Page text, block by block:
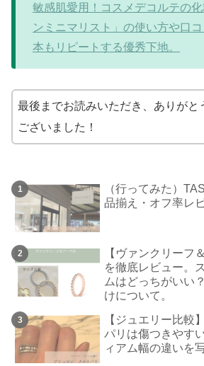
敏感肌愛用！コスメデコルテの
ンミニマリスト」の使い方や口
本もリピートする優秀下地。
最後までお読みいただき、ありがと
ございました！
（行ってみた）
品揃え・オフ率レ
【ヴァンクリーフ
を徹底レビュー。
ムはどっちがいい
けについて。
【ジュエリー比較
パリは傷つきやす
ィアム幅の違いを